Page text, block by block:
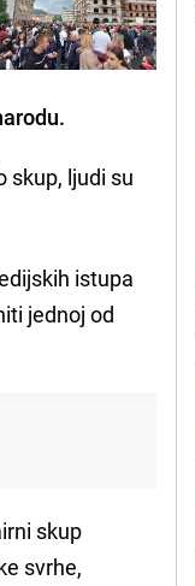
skup, ljudi su
istupa
jednoj od
skup
svrhe,